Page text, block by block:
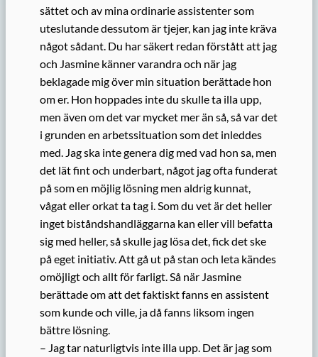
sättet och av mina ordinarie assistenter som
uteslutande dessutom är tjejer, kan jag inte kräva
något sådant. Du har säkert redan förstått att jag
och Jasmine känner varandra och när jag
beklagade mig över min situation berättade hon
om er. Hon hoppades inte du skulle ta illa upp,
men även om det var mycket mer än så, så var det
i grunden en arbetssituation som det inleddes
med. Jag ska inte genera dig med vad hon sa, men
det lät fint och underbart, något jag ofta funderat
på som en möjlig lösning men aldrig kunnat,
vågat eller orkat ta tag i. Som du vet är det heller
inget biståndshandläggarna kan eller vill befatta
sig med heller, så skulle jag lösa det, fick det ske
på eget initiativ. Att gå ut på stan och leta kändes
omöjligt och allt för farligt. Så när Jasmine
berättade om att det faktiskt fanns en assistent
som kunde och ville, ja då fanns liksom ingen
bättre lösning.
– Jag tar naturligtvis inte illa upp. Det är jag som